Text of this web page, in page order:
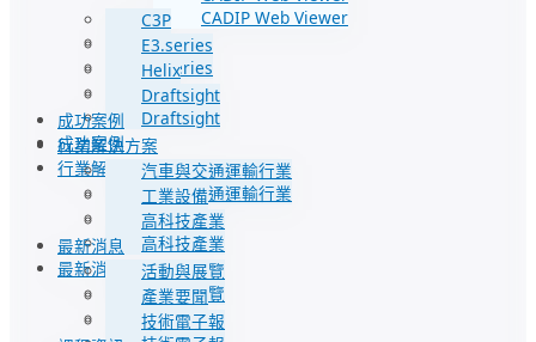
CADIP Web Viewer
C3P
E3.series
Helix
Draftsight
成功案例
行業解決方案
汽車與交通運輸行業
工業設備
高科技產業
最新消息
活動與展覽
產業要聞
C3P
E3.series
Helix
Draftsight
成功案例
行業解決方案
汽車與交通運輸行業
工業設備
高科技產業
最新消息
活動與展覽
產業要聞
技術電子報